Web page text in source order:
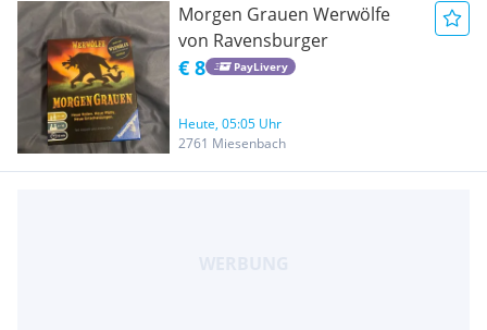
Morgen Grauen Werwölfe
von Ravensburger
€ 8 PayLivery
Heute, 05:05 Uhr
2761 Miesenbach